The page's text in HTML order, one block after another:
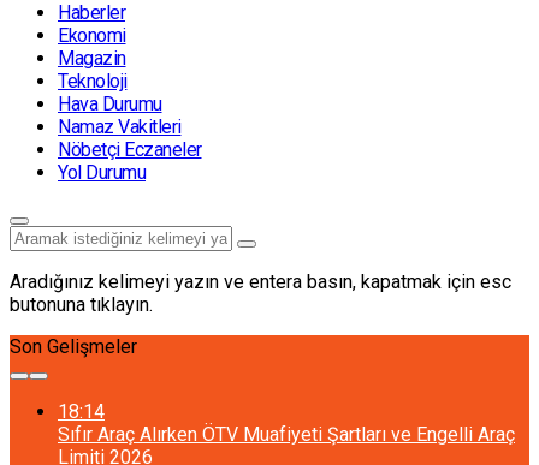
Haberler
Ekonomi
Magazin
Teknoloji
Hava Durumu
Namaz Vakitleri
Nöbetçi Eczaneler
Yol Durumu
Aradığınız kelimeyi yazın ve entera basın, kapatmak için esc
butonuna tıklayın.
Son Gelişmeler
18:14
Sıfır Araç Alırken ÖTV Muafiyeti Şartları ve Engelli Araç
Limiti 2026